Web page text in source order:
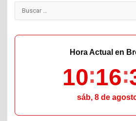
Buscar:
Hora Actual en
10 16
sáb, 8 de